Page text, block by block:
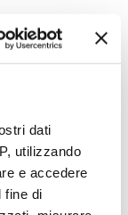
dati
utilizzando
e accedere
fine di
Wärmeund
Gas
befindet sich
Wärmeenergie
Kaminöfen
Heizung
oder